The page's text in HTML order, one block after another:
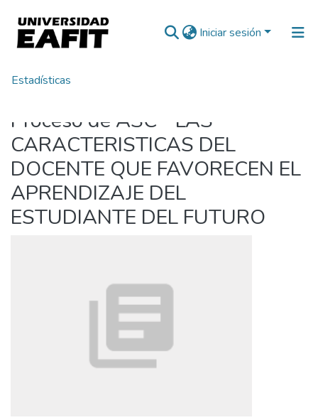
Iniciar sesión
Estadísticas
Inicio
Proceso de ASC - LAS
CARACTERISTICAS DEL
DOCENTE QUE FAVORECEN EL
APRENDIZAJE DEL
ESTUDIANTE DEL FUTURO